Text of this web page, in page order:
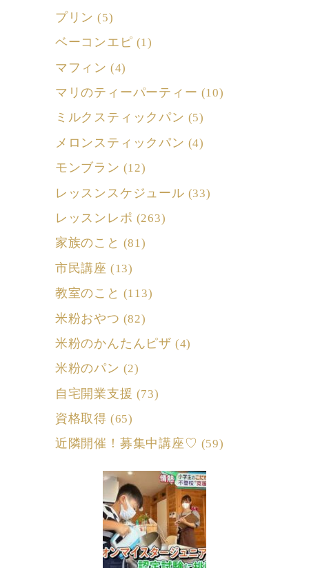
プリン (5)
ベーコンエピ (1)
マフィン (4)
マリのティーパーティー (10)
ミルクスティックパン (5)
メロンスティックパン (4)
モンブラン (12)
レッスンスケジュール (33)
レッスンレポ (263)
家族のこと (81)
市民講座 (13)
教室のこと (113)
米粉おやつ (82)
米粉のかんたんピザ (4)
米粉のパン (2)
自宅開業支援 (73)
資格取得 (65)
近隣開催！募集中講座♡ (59)